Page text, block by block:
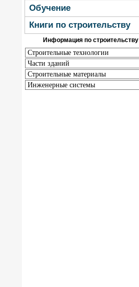
Обучение
Книги по строительству
Информация по строительству